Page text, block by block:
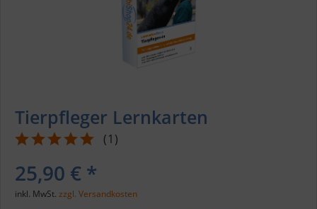
Tierpfleger Lernkarten
(1 )
25,90 € *
inkl. MwSt. zzgl. Versandkosten